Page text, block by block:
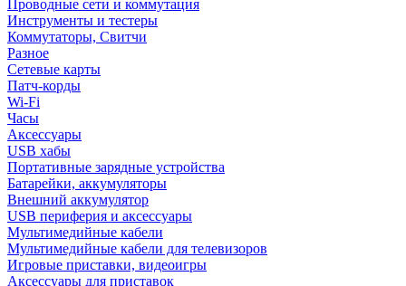
Проводные сети и коммутация
Инструменты и тестеры
Коммутаторы, Свитчи
Разное
Сетевые карты
Патч-корды
Wi-Fi
Часы
Аксессуары
USB хабы
Портативные зарядные устройства
Батарейки, аккумуляторы
Внешний аккумулятор
USB периферия и аксессуары
Мультимедийные кабели
Мультимедийные кабели для телевизоров
Игровые приставки, видеоигры
Аксессуары для приставок